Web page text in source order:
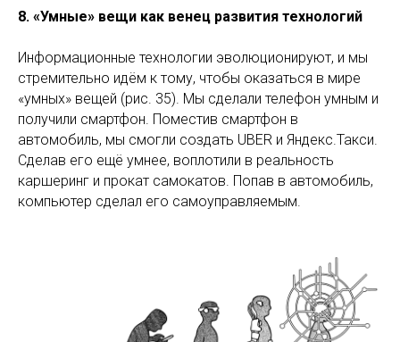
8. «Умные» вещи как венец развития технологий
Информационные технологии эволюционируют, и мы
стремительно идём к тому, чтобы оказаться в мире
«умных» вещей (рис. 35). Мы сделали телефон умным и
получили смартфон. Поместив смартфон в
автомобиль, мы смогли создать UBER и Яндекс.Такси.
Сделав его ещё умнее, воплотили в реальность
каршеринг и прокат самокатов. Попав в автомобиль,
компьютер сделал его самоуправляемым.